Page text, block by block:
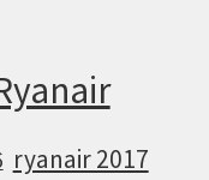
ryanair 2017